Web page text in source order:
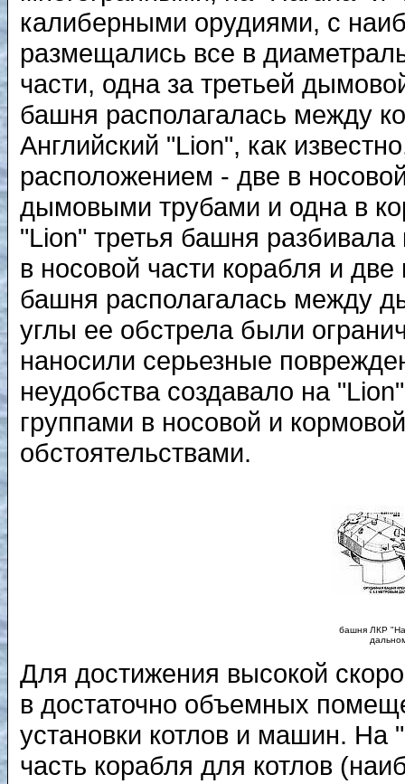
калиберными орудиями, с
размещались все в
части, одна за третьей
башня располагалась между
Английский "Lion", как
расположением - две в
дымовыми трубами и одна в
"Lion" третья башня
в носовой части корабля и
башня располагалась между
углы ее обстрела были
наносили серьезные
неудобства создавало на
группами в носовой и
обстоятельствами.
башня ЛКР
Для достижения высокой
в достаточно объемных
установки котлов и машин.
часть корабля для котлов